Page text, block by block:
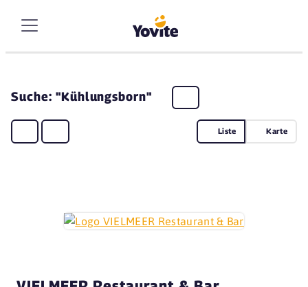
Suche: "Kühlungsborn"
Liste Karte